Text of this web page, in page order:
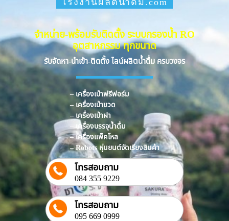
จำหน่าย-พร้อมรับติดตั้ง ระบบกรองน้ำ RO
อุตสาหกรรม ทุกขนาด
รับจัดหา-นำเข้า-ติดตั้ง ไลน์ผลิตน้ำดื่ม ครบวงจร
– เครื่องเป่าฟรีฟอร์ม
– เครื่องเป่าขวด
– เครื่องเป่าฝา
– เครื่องบรรจุน้ำดื่ม
– เครื่องแพ็คโหล
– Robots หุ่นยนต์จัดเรียงสินค้า
โทรสอบถาม
084 355 9229
โทรสอบถาม
095 669 0999